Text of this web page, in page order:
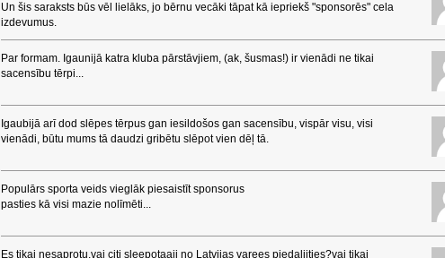
Un šis saraksts būs vēl lielāks, jo bērnu vecāki tāpat kā iepriekš "sponsorēs" cela
izdevumus.
Par formam. Igaunijā katra kluba pārstāvjiem, (ak, šusmas!) ir vienādi ne tikai
sacensību tērpi...
Igaubijā arī dod slēpes tērpus gan iesildošos gan sacensību, vispār visu, visi
vienādi, būtu mums tā daudzi gribētu slēpot vien dēļ tā.
Populārs sporta veids vieglāk piesaistīt sponsorus
pasties kā visi mazie nolīmēti...
Es tikai nesaprotu,vai citi sleepotaaji no Latvijas varees piedaliities?vai tikai